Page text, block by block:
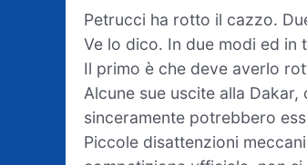
Petrucci ha rotto il cazzo.
Ve lo dico. In due modi ed in
Il primo è che deve averlo
Alcune sue uscite alla
sinceramente potrebbero
Piccole disattenzioni